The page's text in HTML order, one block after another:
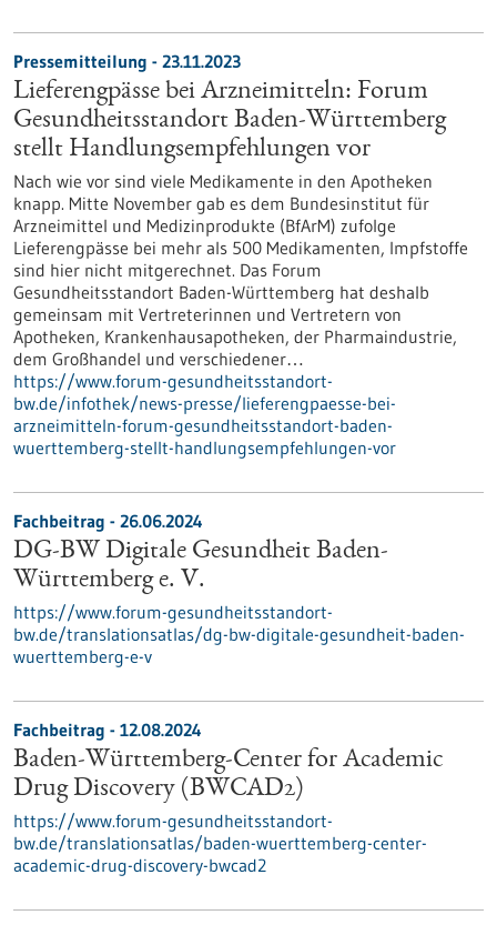
Pressemitteilung - 23.11.2023
Lieferengpässe bei Arzneimitteln: Forum
Gesundheitsstandort Baden-Württemberg
stellt Handlungsempfehlungen vor
Nach wie vor sind viele Medikamente in den Apotheken
knapp. Mitte November gab es dem Bundesinstitut für
Arzneimittel und Medizinprodukte (BfArM) zufolge
Lieferengpässe bei mehr als 500 Medikamenten, Impfstoffe
sind hier nicht mitgerechnet. Das Forum
Gesundheitsstandort Baden-Württemberg hat deshalb
gemeinsam mit Vertreterinnen und Vertretern von
Apotheken, Krankenhausapotheken, der Pharmaindustrie,
dem Großhandel und verschiedener…
https://www.forum-gesundheitsstandort-
bw.de/infothek/news-presse/lieferengpaesse-bei-
arzneimitteln-forum-gesundheitsstandort-baden-
wuerttemberg-stellt-handlungsempfehlungen-vor
Fachbeitrag - 26.06.2024
DG-BW Digitale Gesundheit Baden-
Württemberg e. V.
https://www.forum-gesundheitsstandort-
bw.de/translationsatlas/dg-bw-digitale-gesundheit-baden-
wuerttemberg-e-v
Fachbeitrag - 12.08.2024
Baden-Württemberg-Center for Academic
Drug Discovery (BWCAD2)
https://www.forum-gesundheitsstandort-
bw.de/translationsatlas/baden-wuerttemberg-center-
academic-drug-discovery-bwcad2